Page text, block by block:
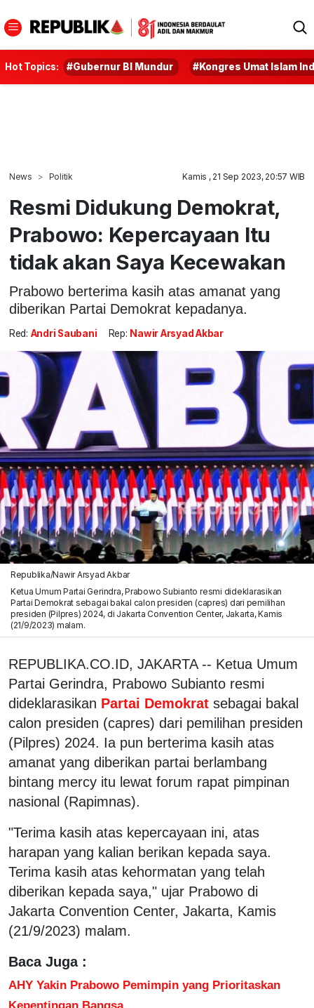
Hot Topics: #Gubernur BI Mundur #Kongres Umat Islam
News Politik Kamis , 21 Sep 2023, 20:57 WIB
Resmi Didukung Demokrat,
Prabowo: Kepercayaan Itu
tidak akan Saya Kecewakan
Prabowo berterima kasih atas amanat yang
diberikan Partai Demokrat kepadanya.
Red: Andri Saubani Rep: Nawir Arsyad Akbar
Republika/Nawir Arsyad Akbar
Ketua Umum Partai Gerindra, Prabowo Subianto resmi dideklarasikan
Partai Demokrat sebagai bakal calon presiden (capres) dari pemilihan
presiden (Pilpres) 2024, di Jakarta Convention Center, Jakarta, Kamis
(21/9/2023) malam.
REPUBLIKA.CO.ID, JAKARTA -- Ketua Umum
Partai Gerindra, Prabowo Subianto resmi
dideklarasikan Partai Demokrat sebagai bakal
calon presiden (capres) dari pemilihan presiden
(Pilpres) 2024. Ia pun berterima kasih atas
amanat yang diberikan partai berlambang
bintang mercy itu lewat forum rapat pimpinan
nasional (Rapimnas).
"Terima kasih atas kepercayaan ini, atas
harapan yang kalian berikan kepada saya.
Terima kasih atas kehormatan yang telah
diberikan kepada saya," ujar Prabowo di
Jakarta Convention Center, Jakarta, Kamis
(21/9/2023) malam.
Baca Juga :
AHY Yakin Prabowo Pemimpin yang Prioritaskan
Kepentingan Bangsa